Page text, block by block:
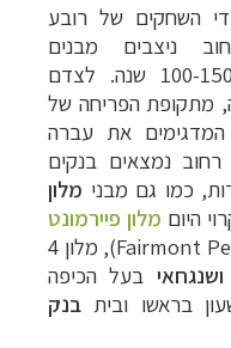
השחקים של רובע
ניצבים מבנים
קולוניאליסטים קלאסיים, בני 100-150 שנה. לצדם
קלאסיים, בני 70 שנה, מתקופת הפריחה של
את עברה
רחוב נמצאים בנקים
כמו גם מבני מלון
היום מלון פיירמונט
Fairmont Peace Hotel On the Bund), מלון 4
בעל הכיפה
בראשו ובית בנק